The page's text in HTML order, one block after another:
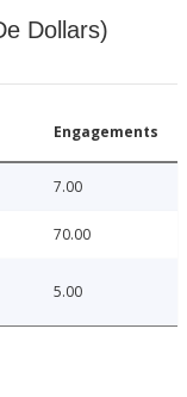
Dollars)
Engagements
7.00
70.00
5.00